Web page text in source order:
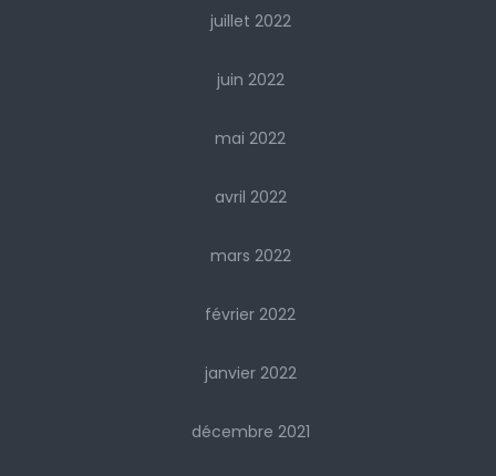
juillet 2022
juin 2022
mai 2022
avril 2022
mars 2022
février 2022
janvier 2022
décembre 2021